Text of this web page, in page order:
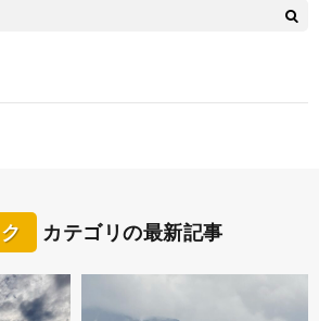
カテゴリの最新記事